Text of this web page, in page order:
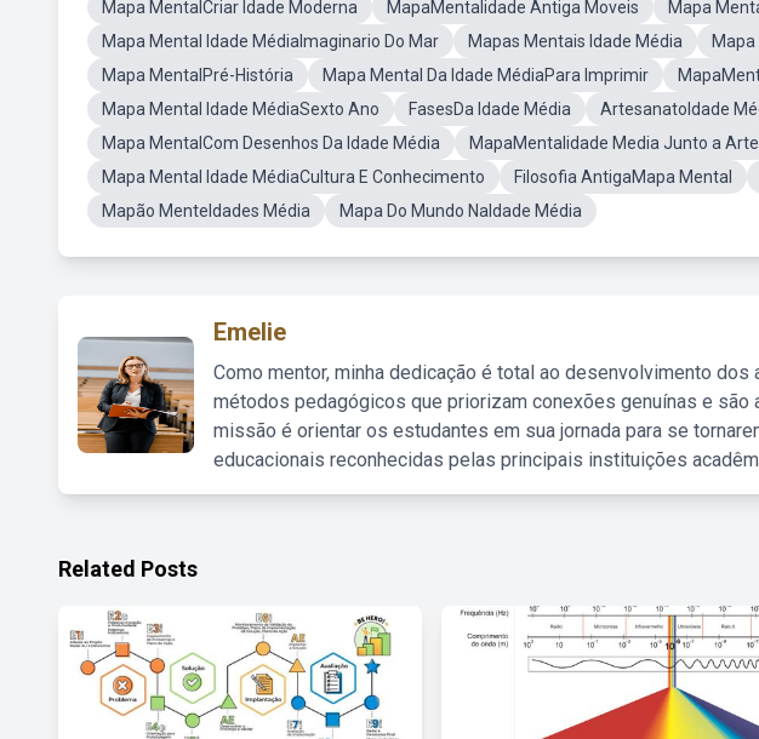
Mapa MentalCriar Idade Moderna
MapaMentalidade Antiga Moveis
Mapa
Mapa Mental Idade MédiaImaginario Do Mar
Mapas Mentais Idade Média
Mapa
Mapa MentalPré-História
Mapa Mental Da Idade MédiaPara Imprimir
Mapa Mental Idade MédiaSexto Ano
FasesDa Idade Média
ArtesanatoIdade
Mapa MentalCom Desenhos Da Idade Média
MapaMentalidade Media Junto a Arte
Mapa Mental Idade MédiaCultura E Conhecimento
Filosofia AntigaMapa Mental
Mapão MenteIdades Média
Mapa Do Mundo NaIdade Média
Emelie
Como mentor, minha dedicação é total ao desenvolvimento
métodos pedagógicos que priorizam conexões genuínas e são
missão é orientar os estudantes em sua jornada para se
educacionais reconhecidas pelas principais instituições
Related Posts